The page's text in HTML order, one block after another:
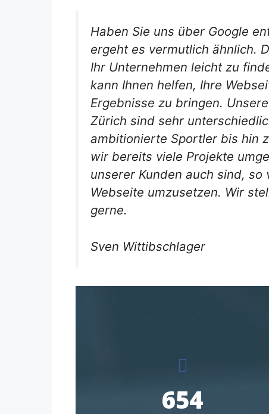
Haben Sie uns über Google
ergeht es vermutlich ähnlich.
Ihr Unternehmen leicht zu
kann Ihnen helfen, Ihre
Ergebnisse zu bringen.
Zürich sind sehr
ambitionierte Sportler bis hin
wir bereits viele Projekte
unserer Kunden auch sind,
Webseite umzusetzen. Wir
gerne.
Sven Wittibschlager
654